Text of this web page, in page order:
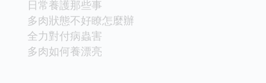
日常養護那些事
多肉狀態不好瞭怎麼辦
全力對付病蟲害
多肉如何養漂亮